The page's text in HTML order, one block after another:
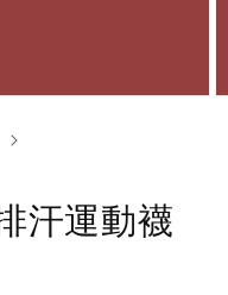
汗運動襪